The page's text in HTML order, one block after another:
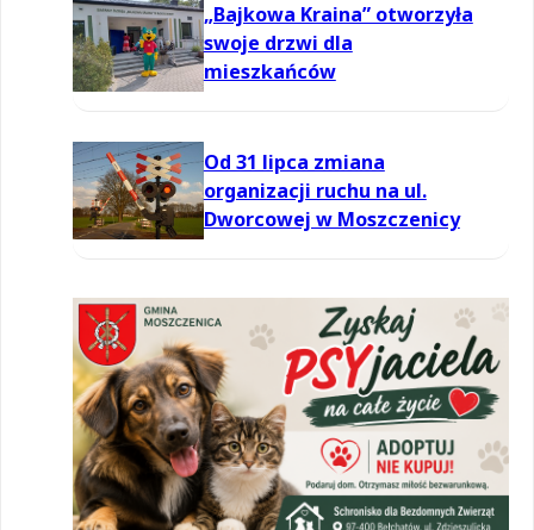
„Bajkowa Kraina” otworzyła
swoje drzwi dla
mieszkańców
Od 31 lipca zmiana
organizacji ruchu na ul.
Dworcowej w Moszczenicy